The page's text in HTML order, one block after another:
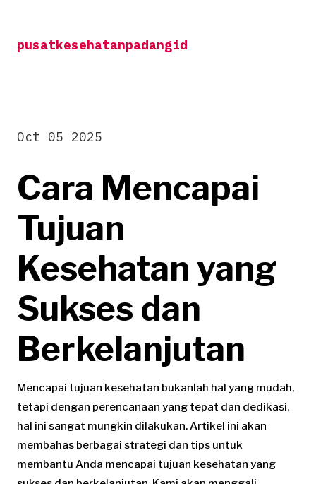
contentpusatkesehatanpadangid
Cara Mencapai
Tujuan
Kesehatan yang
Sukses dan
Berkelanjutan
Oct 05 2025
Mencapai tujuan kesehatan bukanlah hal yang mudah,
tetapi dengan perencanaan yang tepat dan dedikasi,
hal ini sangat mungkin dilakukan. Artikel ini akan
membahas berbagai strategi dan tips untuk
membantu Anda mencapai tujuan kesehatan yang